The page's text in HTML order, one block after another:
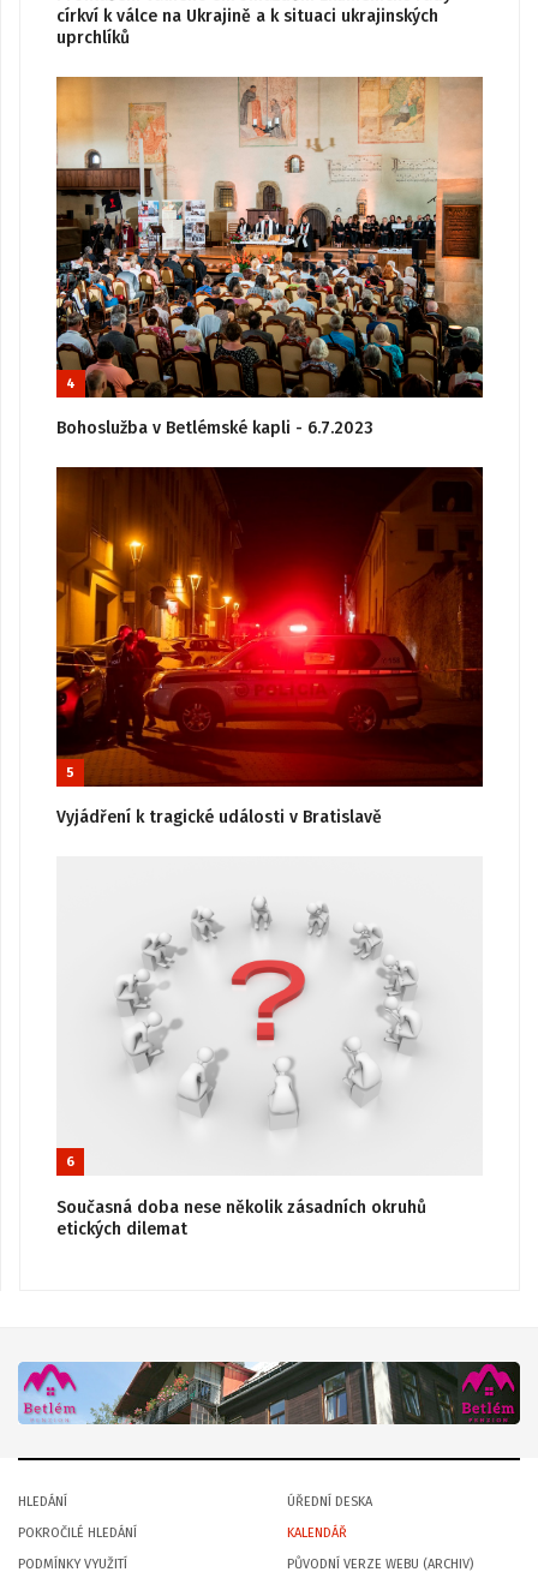
církví k válce na Ukrajině a k situaci ukrajinských
uprchlíků
4
Bohoslužba v Betlémské kapli - 6.7.2023
5
Vyjádření k tragické události v Bratislavě
6
Současná doba nese několik zásadních okruhů
etických dilemat
HLEDÁNÍ
POKROČILÉ HLEDÁNÍ
PODMÍNKY VYUŽITÍ
ÚŘEDNÍ DESKA
KALENDÁŘ
PŮVODNÍ VERZE WEBU (ARCHIV)